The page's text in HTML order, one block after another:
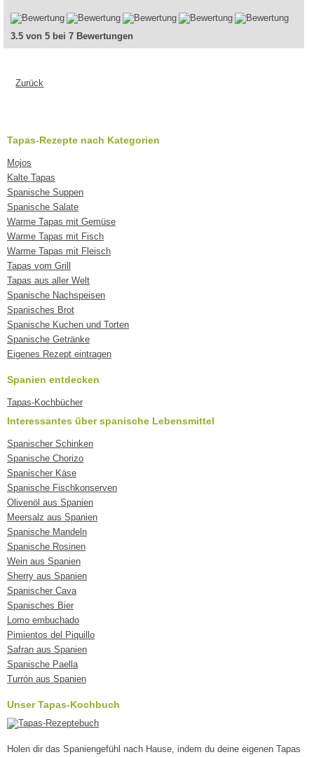
3.5 von 5 bei 7 Bewertungen
Zurück
Tapas-Rezepte nach Kategorien
Mojos
Kalte Tapas
Spanische Suppen
Spanische Salate
Warme Tapas mit Gemüse
Warme Tapas mit Fisch
Warme Tapas mit Fleisch
Tapas vom Grill
Tapas aus aller Welt
Spanische Nachspeisen
Spanisches Brot
Spanische Kuchen und Torten
Spanische Getränke
Eigenes Rezept eintragen
Spanien entdecken
Tapas-Kochbücher
Interessantes über spanische Lebensmittel
Spanischer Schinken
Spanische Chorizo
Spanischer Käse
Spanische Fischkonserven
Olivenöl aus Spanien
Meersalz aus Spanien
Spanische Mandeln
Spanische Rosinen
Wein aus Spanien
Sherry aus Spanien
Spanischer Cava
Spanisches Bier
Lomo embuchado
Pimientos del Piquillo
Safran aus Spanien
Spanische Paella
Turrón aus Spanien
Unser Tapas-Kochbuch
Holen dir das Spaniengefühl nach Hause, indem du deine eigenen Tapas